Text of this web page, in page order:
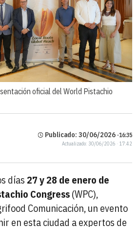
oficial del World Pistachio
Publicado: 30/06/2026 ·16:35
Actualizado: 30/06/2026 · 17:42
días27 y 28 de enero de
Congress(WPC),
Comunicación, un evento
en esta ciudad a expertos de